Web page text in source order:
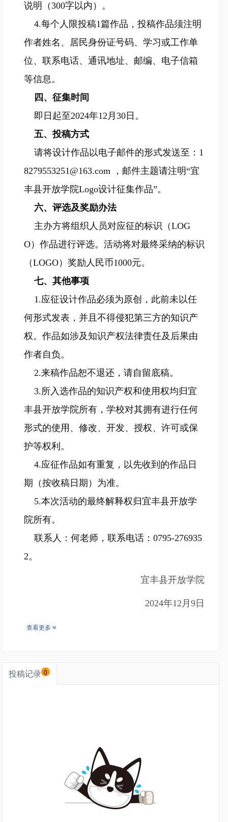
说明（300字以内）。
4.每个人限投稿1篇作品，投稿作品须注明
作者姓名、居民身份证号码、学习或工作单
位、联系电话、通讯地址、邮编、电子信箱
等信息。
四、征集时间
即日起至2024年12月30日。
五、投稿方式
请将设计作品以电子邮件的形式发送至：1
8279553251@163.com ，邮件主题请注明“宜
丰县开放学院Logo设计征集作品”。
六、评选及奖励办法
主办方将组织人员对应征的标识（LOG
O）作品进行评选。活动将对最终采纳的标识
（LOGO）奖励人民币1000元。
七、其他事项
1.应征设计作品必须为原创，此前未以任
何形式发表，并且不得侵犯第三方的知识产
权。作品如涉及知识产权法律责任及后果由
作者自负。
2.来稿作品恕不退还，请自留底稿。
3.所入选作品的知识产权和使用权均归宜
丰县开放学院所有，学校对其拥有进行任何
形式的使用、修改、开发、授权、许可或保
护等权利。
4.应征作品如有重复，以先收到的作品日
期（按收稿日期）为准。
5.本次活动的最终解释权归宜丰县开放学
院所有。
联系人：何老师，联系电话：0795-276935
2。
宜丰县开放学院
2024年12月9日
查看更多
投稿记录 0